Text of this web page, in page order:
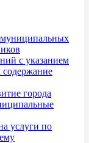
с указанием
содержание
города
услуги по